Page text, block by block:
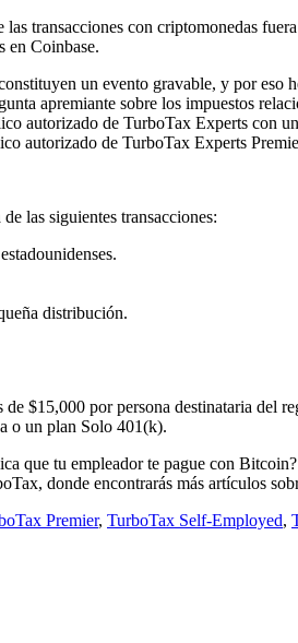
transacciones con criptomonedas
en Coinbase.
un evento gravable, y por
apremiante sobre los impuestos
de TurboTax Experts con
autorizado de TurboTax Experts
las siguientes transacciones:
distribución.
$15,000 por persona destinataria del
o un plan Solo 401(k).
que tu empleador te pague con
donde encontrarás más artículos
Premier, TurboTax Self-Employed,